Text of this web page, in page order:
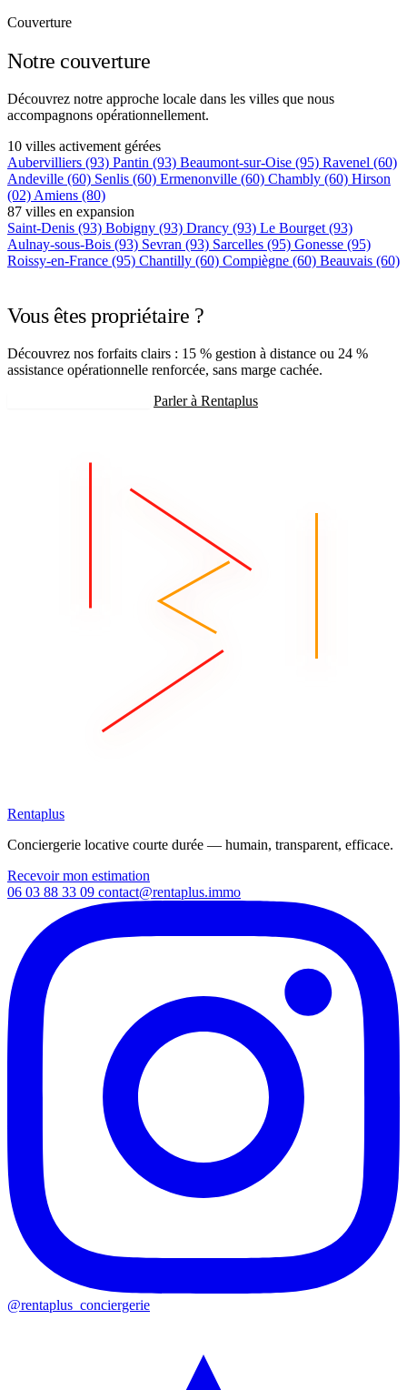
Couverture
Notre couverture
Découvrez notre approche locale dans les villes que nous
accompagnons opérationnellement.
10 villes activement gérées
Aubervilliers (93) Pantin (93) Beaumont-sur-Oise (95) Ravenel (60)
Andeville (60) Senlis (60) Ermenonville (60) Chambly (60) Hirson
(02) Amiens (80)
87 villes en expansion
Saint-Denis (93) Bobigny (93) Drancy (93) Le Bourget (93)
Aulnay-sous-Bois (93) Sevran (93) Sarcelles (95) Gonesse (95)
Roissy-en-France (95) Chantilly (60) Compiègne (60) Beauvais (60)
Vous êtes propriétaire ?
Découvrez nos forfaits clairs : 15 % gestion à distance ou 24 %
assistance opérationnelle renforcée, sans marge cachée.
Parler à Rentaplus
Rentaplus
Conciergerie locative courte durée — humain, transparent, efficace.
Recevoir mon estimation
06 03 88 33 09 contact@rentaplus.immo
@rentaplus_conciergerie